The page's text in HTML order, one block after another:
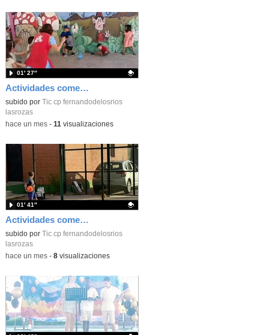
Actividades comedor_junio 2026_Infantil_CEIP FDLR_Las Rozas
Contenido educativo.
subido por
Tic cp fernandodelosrios
lasrozas
01′ 27″
-hace un mes- 11 visualizaciones
Actividades comedor_junio 2026_primeros del cole_CEIP FDLR_Las Rozas
Contenido educativo.
subido por
Tic cp fernandodelosrios
lasrozas
01′ 41″
-hace un mes- 8visualizaciones